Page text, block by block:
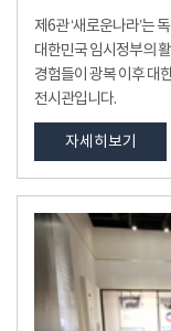
제6관 ‘새로운나라’는
대한민국 임시정부의
경험들이 광복 이후 대
전시관입니다.
자세히보기